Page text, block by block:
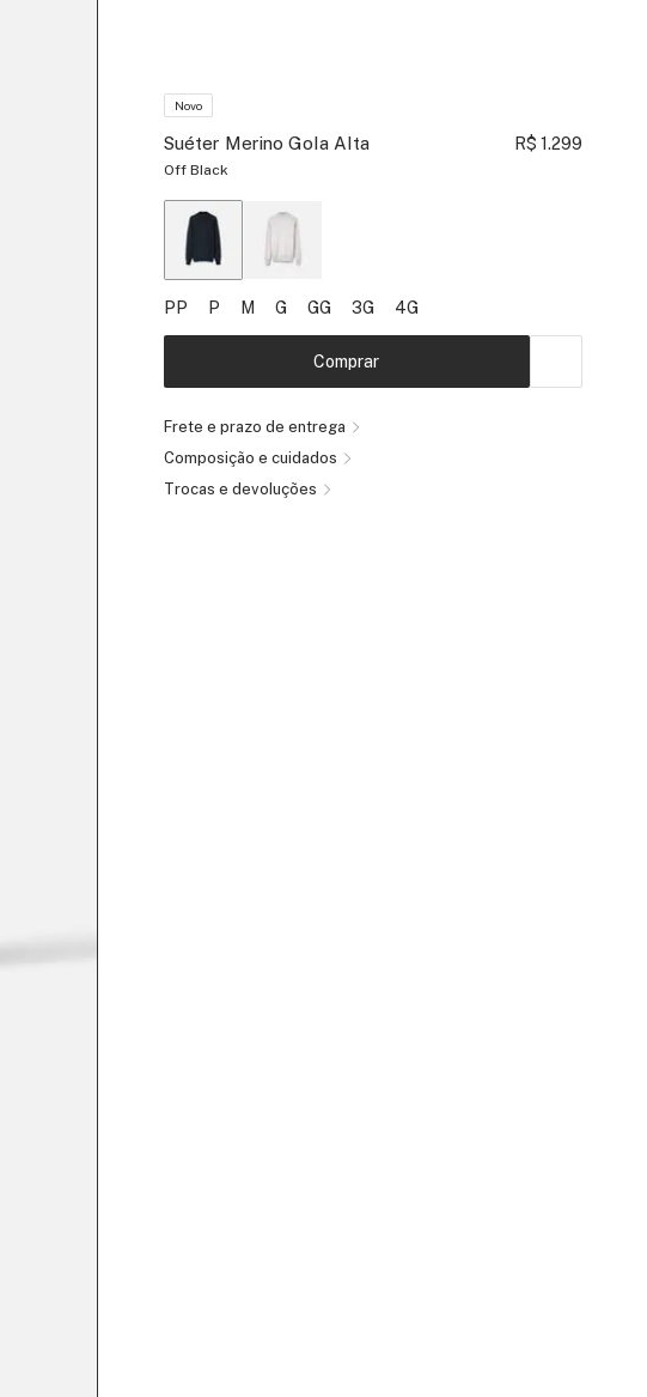
Novo
Suéter Merino Gola Alta R$ 1.299
Off Black
PP P M G GG 3G 4G
Comprar
Frete e prazo de entrega
Composição e cuidados
Trocas e devoluções